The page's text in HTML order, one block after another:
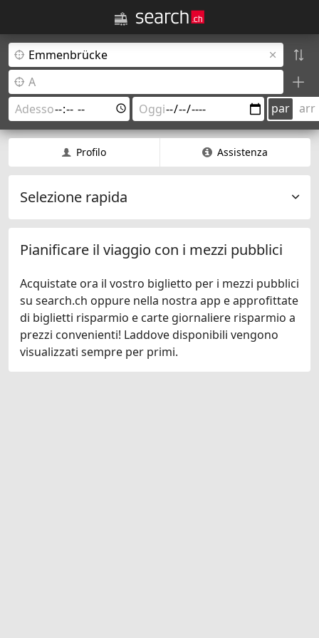
par arr
Profilo Assistenza
Selezione rapida
Pianificare il viaggio con i mezzi pubblici
Acquistate ora il vostro biglietto per i mezzi pubblici
su search.ch oppure nella nostra app e approfittate
di biglietti risparmio e carte giornaliere risparmio a
prezzi convenienti! Laddove disponibili vengono
visualizzati sempre per primi.